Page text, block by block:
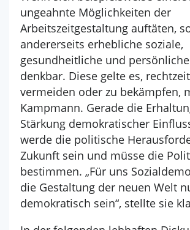
ungeahnte Möglichkeiten der
Arbeitszeitgestaltung auftäten,
andererseits erhebliche soziale,
gesundheitliche und
denkbar. Diese gelte es,
vermeiden oder zu bekämpfen,
Kampmann. Gerade die
Stärkung demokratischer
werde die politische
Zukunft sein und müsse die
bestimmen. „Für uns
die Gestaltung der neuen Welt
demokratisch sein“, stellte sie